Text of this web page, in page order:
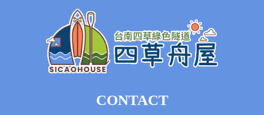
CONTACT